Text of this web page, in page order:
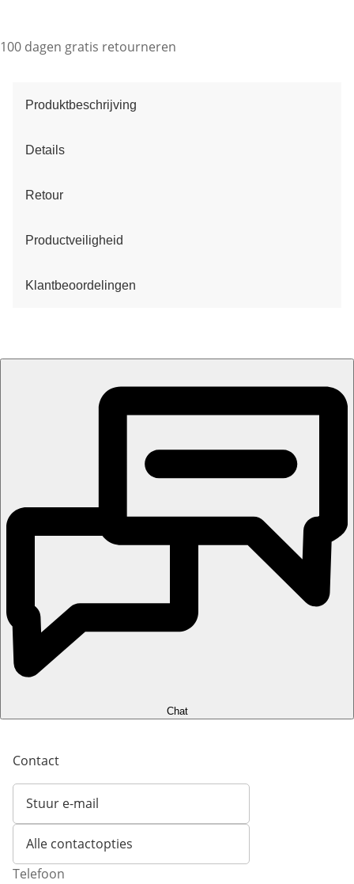
100 dagen gratis retourneren
Produktbeschrijving
Details
Retour
Productveiligheid
Klantbeoordelingen
Chat
Contact
Stuur e-mail
Opent e-mailclient
Alle contactopties
Telefoon